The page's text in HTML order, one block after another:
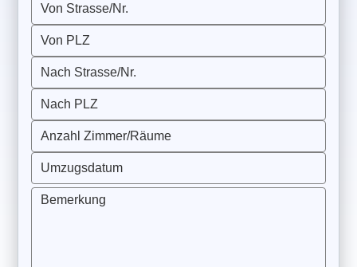
Von Strasse/Nr.
Von PLZ
Nach Strasse/Nr.
Nach PLZ
Anzahl Zimmer/Räume
Umzugsdatum
Bemerkung